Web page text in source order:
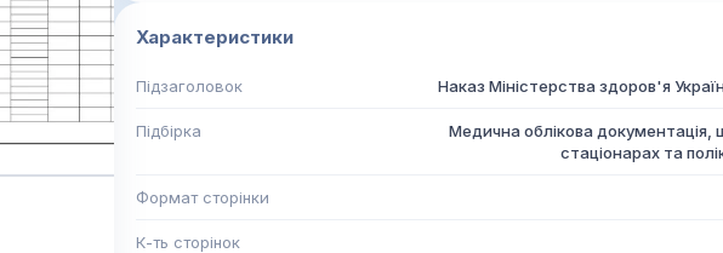
Характеристики
Підзаголовок Наказ Міністерства здоров'я
Підбірка
Медична облікова документація,
стаціонарах та
Формат сторінки
К-ть сторінок